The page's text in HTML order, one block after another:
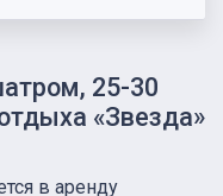
25-30
«Звезда»
в аренду